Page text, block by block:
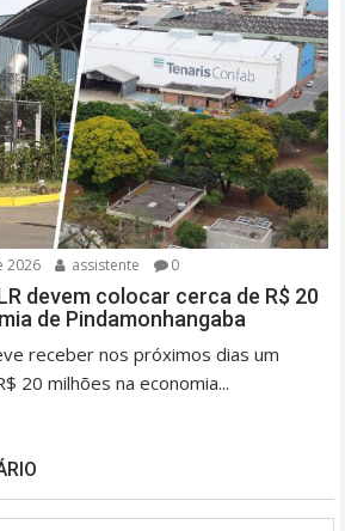
2026 assistente 0
devem colocar cerca de R$ 20
de Pindamonhangaba
receber nos próximos dias um
20 milhões na economia...